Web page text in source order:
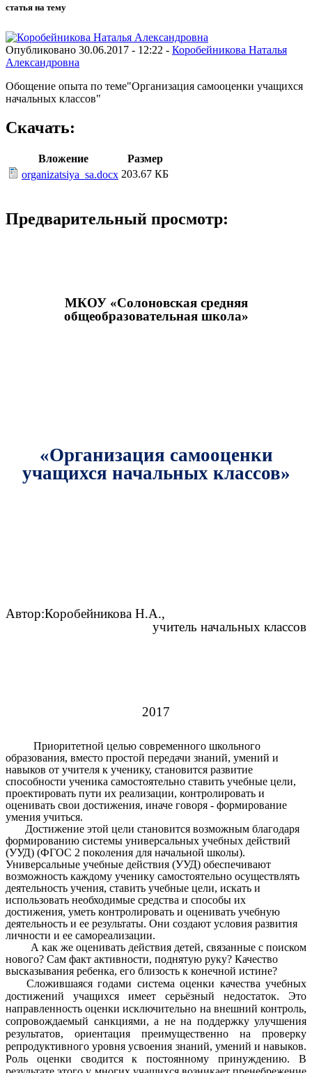
статья на тему
Опубликовано 30.06.2017 - 12:22 - Коробейникова Наталья
Александровна
Обощение опыта по теме"Организация самооценки учащихся
начальных классов"
Скачать:
Вложение
Размер
organizatsiya_sa.docx 203.67 КБ
Предварительный просмотр:
МКОУ «Солоновская средняя
общеобразовательная школа»
«Организация самооценки
учащихся начальных классов»
Автор:Коробейникова Н.А.,
учитель начальных классов
2017
Приоритетной целью современного школьного
образования, вместо простой передачи знаний, умений и
навыков от учителя к ученику, становится развитие
способности ученика самостоятельно ставить учебные цели,
проектировать пути их реализации, контролировать и
оценивать свои достижения, иначе говоря - формирование
умения учиться.
Достижение этой цели становится возможным благодаря
формированию системы универсальных учебных действий
(УУД) (ФГОС 2 поколения для начальной школы).
Универсальные учебные действия (УУД) обеспечивают
возможность каждому ученику самостоятельно осуществлять
деятельность учения, ставить учебные цели, искать и
использовать необходимые средства и способы их
достижения, уметь контролировать и оценивать учебную
деятельность и ее результаты. Они создают условия развития
личности и ее самореализации.
А как же оценивать действия детей, связанные с поиском
нового? Сам факт активности, поднятую руку? Качество
высказывания ребенка, его близость к конечной истине?
Сложившаяся годами система оценки качества учебных
достижений учащихся имеет серьёзный недостаток. Это
направленность оценки исключительно на внешний контроль,
сопровождаемый санкциями, а не на поддержку улучшения
результатов, ориентация преимущественно на проверку
репродуктивного уровня усвоения знаний, умений и навыков.
Роль оценки сводится к постоянному принуждению. В